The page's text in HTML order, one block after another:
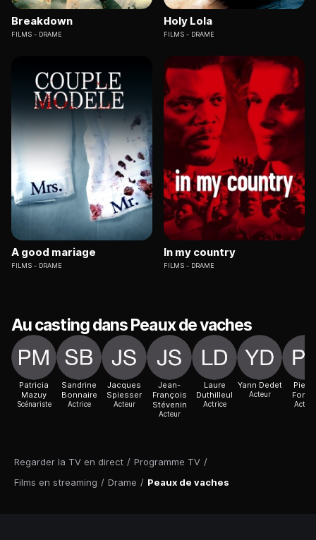
Regarder la TV en direct / Programme TV /
Films en streaming / Drame / Peaux de vaches
Breakdown
FILMS DRAME
Holy Lola
FILMS DRAME
A good mariage
FILMS DRAME
In my country
FILMS DRAME
Au casting dans Peaux de vaches
Patricia
Mazuy
Scénariste
Sandrine
Bonnaire
Actrice
Jacques
Spiesser
Acteur
Jean-
François
Stévenin
Acteur
Laure
Duthilleul
Actrice
Yann Dedet
Acteur
Pierre
Acteur